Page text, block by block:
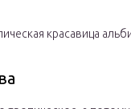
красавица